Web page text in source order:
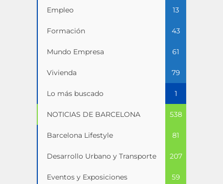
Empleo 13
Formación 43
Mundo Empresa 61
Vivienda 79
Lo más buscado 1
NOTICIAS DE BARCELONA 538
Barcelona Lifestyle 81
Desarrollo Urbano y Transporte 207
Eventos y Exposiciones 59